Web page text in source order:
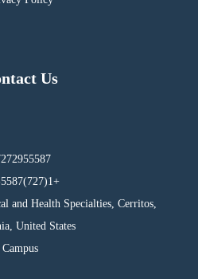
Us
and Health Specialties, Cerritos,
United States
Campus